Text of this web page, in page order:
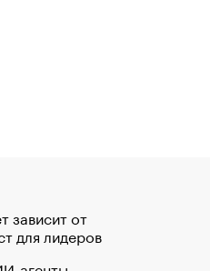
зависит от
для лидеров